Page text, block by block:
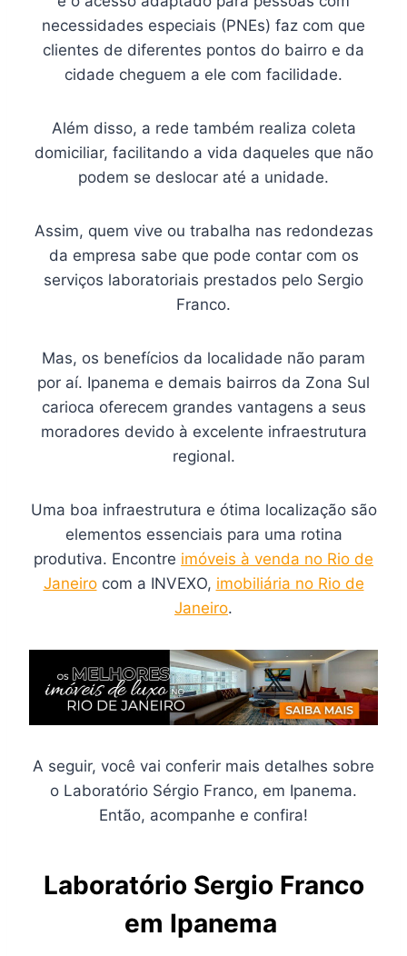
necessidades especiais (PNEs) faz com que
clientes de diferentes pontos do bairro e da
cidade cheguem a ele com facilidade.
Além disso, a rede também realiza coleta
domiciliar, facilitando a vida daqueles que não
podem se deslocar até a unidade.
Assim, quem vive ou trabalha nas redondezas
da empresa sabe que pode contar com os
serviços laboratoriais prestados pelo Sergio
Franco.
Mas, os benefícios da localidade não param
por aí. Ipanema e demais bairros da Zona Sul
carioca oferecem grandes vantagens a seus
moradores devido à excelente infraestrutura
regional.
Uma boa infraestrutura e ótima localização são
elementos essenciais para uma rotina
produtiva. Encontre imóveis à venda no Rio de
Janeirocom a INVEXO, imobiliária no Rio de
Janeiro.
A seguir, você vai conferir mais detalhes sobre
o Laboratório Sérgio Franco, em Ipanema.
Então, acompanhe e confira!
Laboratório Sergio Franco
em Ipanema